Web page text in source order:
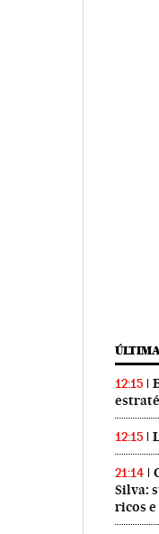
12:15
12:15
21:14
Silva:
ricos